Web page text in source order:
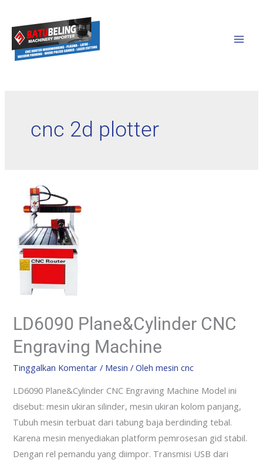
cnc 2d plotter
LD6090 Plane&Cylinder CNC
Engraving Machine
Tinggalkan Komentar / Mesin / Olehmesin cnc
LD6090 Plane&Cylinder CNC Engraving Machine Model ini
disebut: mesin ukiran silinder, mesin ukiran kolom panjang,
Tubuh mesin terbuat dari tabung baja berdinding tebal.
Karena mesin menyediakan platform pemrosesan gid stabil.
Dengan rel pemandu yang diimpor. Transmisi USB dari